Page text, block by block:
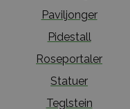
Paviljonger
Pidestall
Roseportaler
Statuer
Teglstein